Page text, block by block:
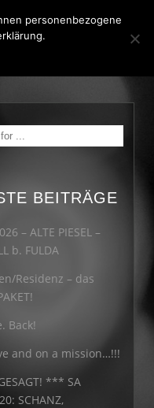
BEITRÄGE
– ALTE PIESEL –
b. FULDA
Residenz – das
Back!
and on a mission…!!!
*** SA
SCHANZ,
personenbezogene